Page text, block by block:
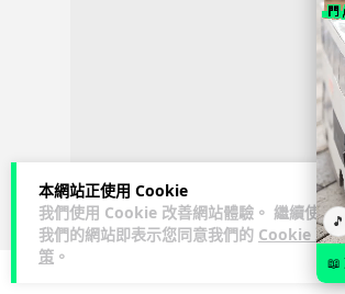
本網站正使用 Cookie
我們使用 Cookie 改善網站體驗。 繼續使用
我們的網站即表示您同意我們的 Cookie 政
策 。
🎵
📖